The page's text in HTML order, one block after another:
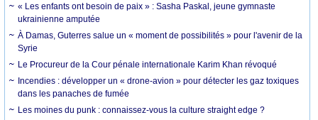
« Les enfants ont besoin de paix » : Sasha Paskal, jeune gymnaste
ukrainienne amputée
À Damas, Guterres salue un « moment de possibilités » pour l'avenir de la
Syrie
Le Procureur de la Cour pénale internationale Karim Khan révoqué
Incendies : développer un « drone-avion » pour détecter les gaz toxiques
dans les panaches de fumée
Les moines du punk : connaissez-vous la culture straight edge ?